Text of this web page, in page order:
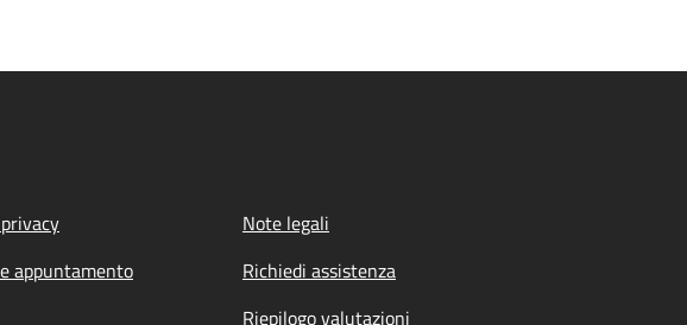
Note legali
appuntamento
Richiedi assistenza
Riepilogo valutazioni